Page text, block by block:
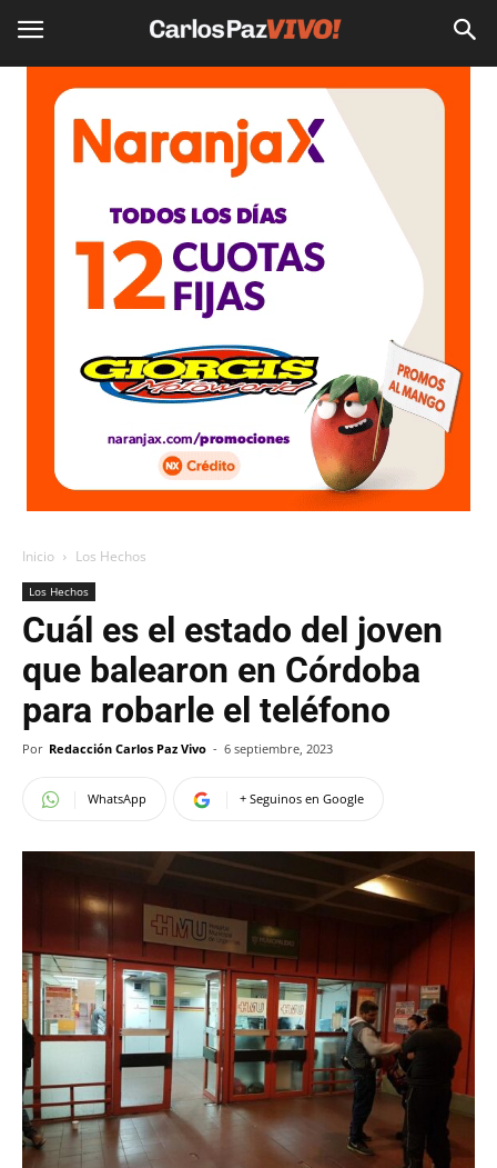
Inicio Los Hechos
Los Hechos
Cuál es el estado del joven
que balearon en Córdoba
para robarle el teléfono
Por Redacción Carlos Paz Vivo - 6 septiembre, 2023
WhatsApp + Seguinos en Google